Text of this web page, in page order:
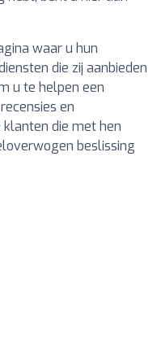
waar u hun
die zij aanbieden
u te helpen een
en
die met hen
beslissing